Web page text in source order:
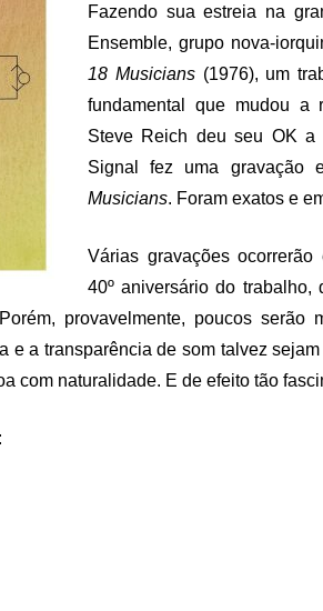
Fazendo sua estreia na
Ensemble, grupo nova-
18 Musicians(1976), um
fundamental que mudou
Steve Reich deu seu OK a
Signal fez uma gravação
Musicians. Foram exatos e
Várias gravações
40º aniversário do
provavelmente, poucos serão
e a transparência de som talvez
com naturalidade. E de efeito tão